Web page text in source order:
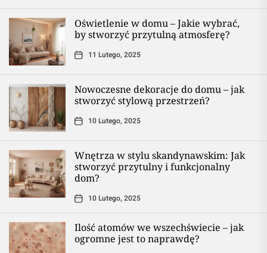
Oświetlenie w domu – Jakie wybrać,
by stworzyć przytulną atmosferę?
11 Lutego, 2025
Nowoczesne dekoracje do domu – jak
stworzyć stylową przestrzeń?
10 Lutego, 2025
Wnętrza w stylu skandynawskim: Jak
stworzyć przytulny i funkcjonalny
dom?
10 Lutego, 2025
Ilość atomów we wszechświecie – jak
ogromne jest to naprawdę?